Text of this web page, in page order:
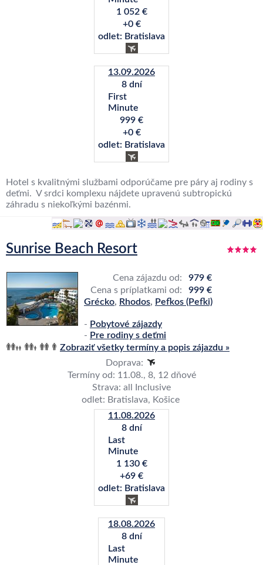
1 052 €
+0 €
odlet: Bratislava
13.09.2026
8 dní
First
Minute
999 €
+0 €
odlet: Bratislava
Hotel s kvalitnými službami odporúčame pre páry aj rodiny s
deťmi. V srdci komplexu nájdete upravenú subtropickú
záhradu s niekoľkými bazénmi.
Sunrise Beach Resort
Cena zájazdu od:
979 €
Cena s príplatkami od:
999 €
Grécko, Rhodos, Pefkos (Pefki)
- Pobytové zájazdy
- Pre rodiny s deťmi
Zobraziť všetky termíny a popis zájazdu »
Doprava:
Termíny od: 11.08., 8, 12 dňové
Strava: all Inclusive
odlet: Bratislava, Košice
11.08.2026
8 dní
Last
Minute
1 130 €
+69 €
odlet: Bratislava
18.08.2026
8 dní
Last
Minute